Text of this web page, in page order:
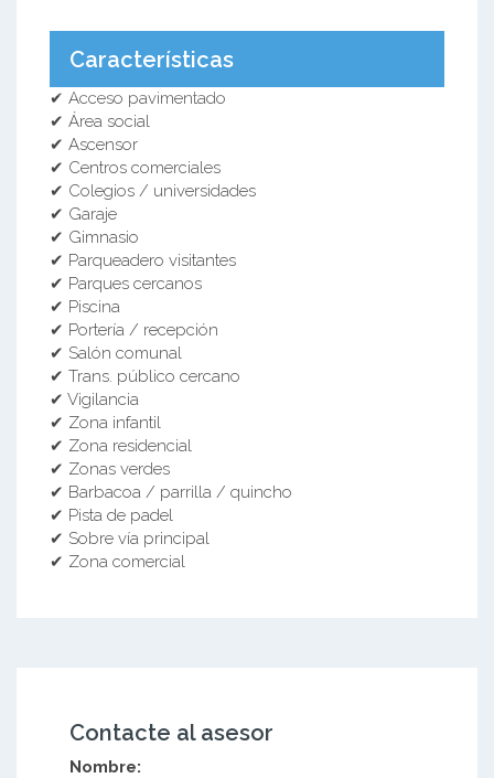
Características
✔ Acceso pavimentado
✔ Área social
✔ Ascensor
✔ Centros comerciales
✔ Colegios / universidades
✔ Garaje
✔ Gimnasio
✔ Parqueadero visitantes
✔ Parques cercanos
✔ Piscina
✔ Portería / recepción
✔ Salón comunal
✔ Trans. público cercano
✔ Vigilancia
✔ Zona infantil
✔ Zona residencial
✔ Zonas verdes
✔ Barbacoa / parrilla / quincho
✔ Pista de padel
✔ Sobre vía principal
✔ Zona comercial
Contacte al asesor
Nombre: